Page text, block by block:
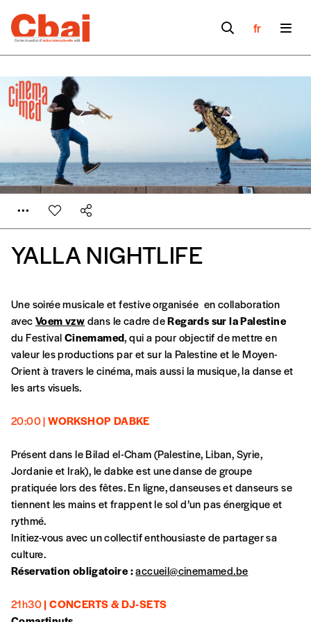
fr
YALLA NIGHTLIFE
Une soirée musicale et festive organisée en collaboration
avecVoem vzwdans le cadre deRegards sur la Palestine
du FestivalCinemamed, qui a pour objectif de mettre en
valeur les productions par et sur la Palestine et le Moyen-
Orient à travers le cinéma, mais aussi la musique, la danse et
les arts visuels.
20:00 |WORKSHOP DABKE
Présent dans le Bilad el-Cham (Palestine, Liban, Syrie,
Jordanie et Irak), le dabke est une danse de groupe
pratiquée lors des fêtes. En ligne, danseuses et danseurs se
tiennent les mains et frappent le sol d’un pas énergique et
rythmé.
Initiez-vous avec un collectif enthousiaste de partager sa
culture.
Réservation obligatoire :accueil@cinemamed.be
21h30| CONCERTS & DJ-SETS